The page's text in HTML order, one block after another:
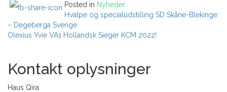
Posted in Nyheder
Indlægsnavigation
Hvalpe og specialudstilling SD Skåne-Blekinge
– Degeberga Sverige
Olexius Yvie VA1 Hollandsk Sieger KCM 2022!
Kontakt oplysninger
Haus Qira